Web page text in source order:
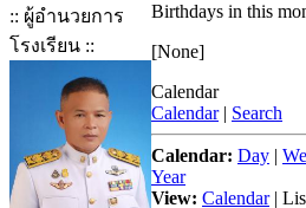
:: ผู้อำนวยการ
โรงเรียน ::
Birthdays in this
[None]
Calendar
Calendar | Search
Calendar: Day |
Year
View: Calendar|